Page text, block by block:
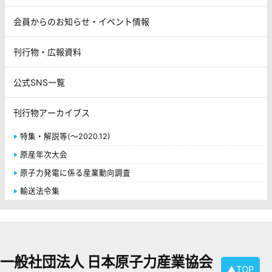
会員からのお知らせ・イベント情報
刊行物・広報資料
公式SNS一覧
刊行物アーカイブス
特集・解説等(～2020.12)
原産年次大会
原子力発電に係る産業動向調査
輸送法令集
▲TOP
一般社団法人 日本原子力産業協会